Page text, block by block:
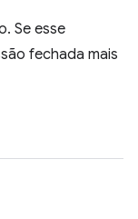
Se esse
fechada mais